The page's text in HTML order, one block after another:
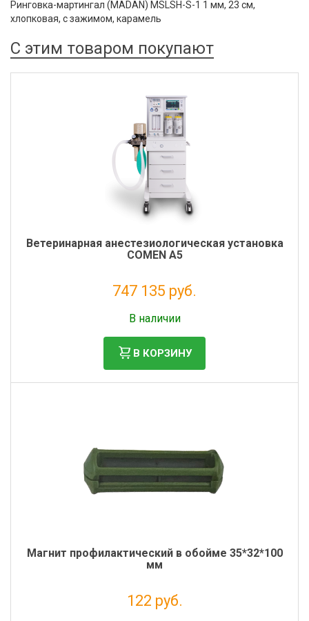
Ринговка-мартингал (MADAN) MSLSH-S-1 1 мм, 23 см,
хлопковая, с зажимом, карамель
С этим товаром покупают
Ветеринарная анестезиологическая установка
COMEN A5
747 135 руб.
В наличии
В КОРЗИНУ
Магнит профилактический в обойме 35*32*100
мм
122 руб.